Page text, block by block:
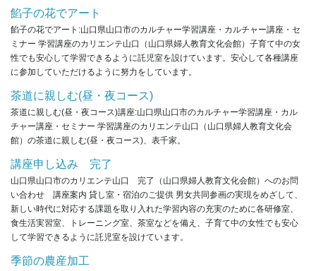
餡子の花でアート
餡子の花でアート:山口県山口市のカルチャー学習講座・カルチャー講座・セ
ミナー 学習講座のカリエンテ山口（山口県婦人教育文化会館）子育て中の女
性でも安心して学習できるように託児室を設けています。安心して各種講座
に参加していただけるように努力をしています。
茶道に親しむ(昼・夜コース)
茶道に親しむ(昼・夜コース)講座:山口県山口市のカルチャー学習講座・カル
チャー講座・セミナー 学習講座のカリエンテ山口（山口県婦人教育文化会
館）の茶道に親しむ(昼・夜コース)、表千家。
講座申し込み 完了
山口県山口市のカリエンテ山口 完了（山口県婦人教育文化会館）へのお問
い合わせ 講座案内 貸し室・宿泊のご提供 男女共同参画の実現をめざして、
新しい時代に対応する課題を取り入れた学習内容の充実のために各研修室、
食生活実習室、トレーニング室、茶室などを備え、子育て中の女性でも安心
して学習できるように託児室を設けています。
季節の農産加工